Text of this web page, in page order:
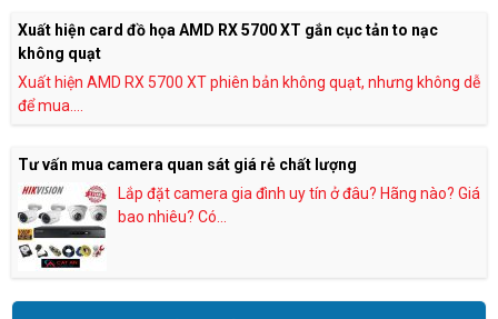
Xuất hiện card đồ họa AMD RX 5700 XT gắn cục tản to nạc
không quạt
Xuất hiện AMD RX 5700 XT phiên bản không quạt, nhưng không dễ
để mua....
Tư vấn mua camera quan sát giá rẻ chất lượng
Lắp đặt camera gia đình uy tín ở đâu? Hãng nào? Giá
bao nhiêu? Có...